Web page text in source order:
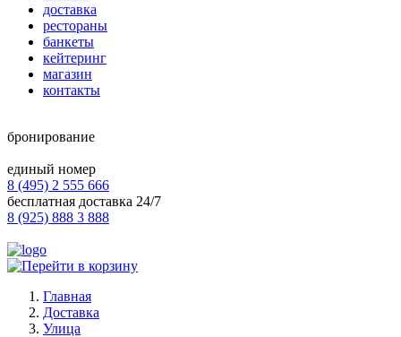
доставка
рестораны
банкеты
кейтеринг
магазин
контакты
бронирование
единый номер
8 (495) 2 555 666
бесплатная доставка 24/7
8 (925) 888 3 888
Главная
Доставка
Улица